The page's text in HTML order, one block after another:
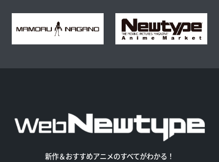
新作＆おすすめアニメのすべてがわかる！